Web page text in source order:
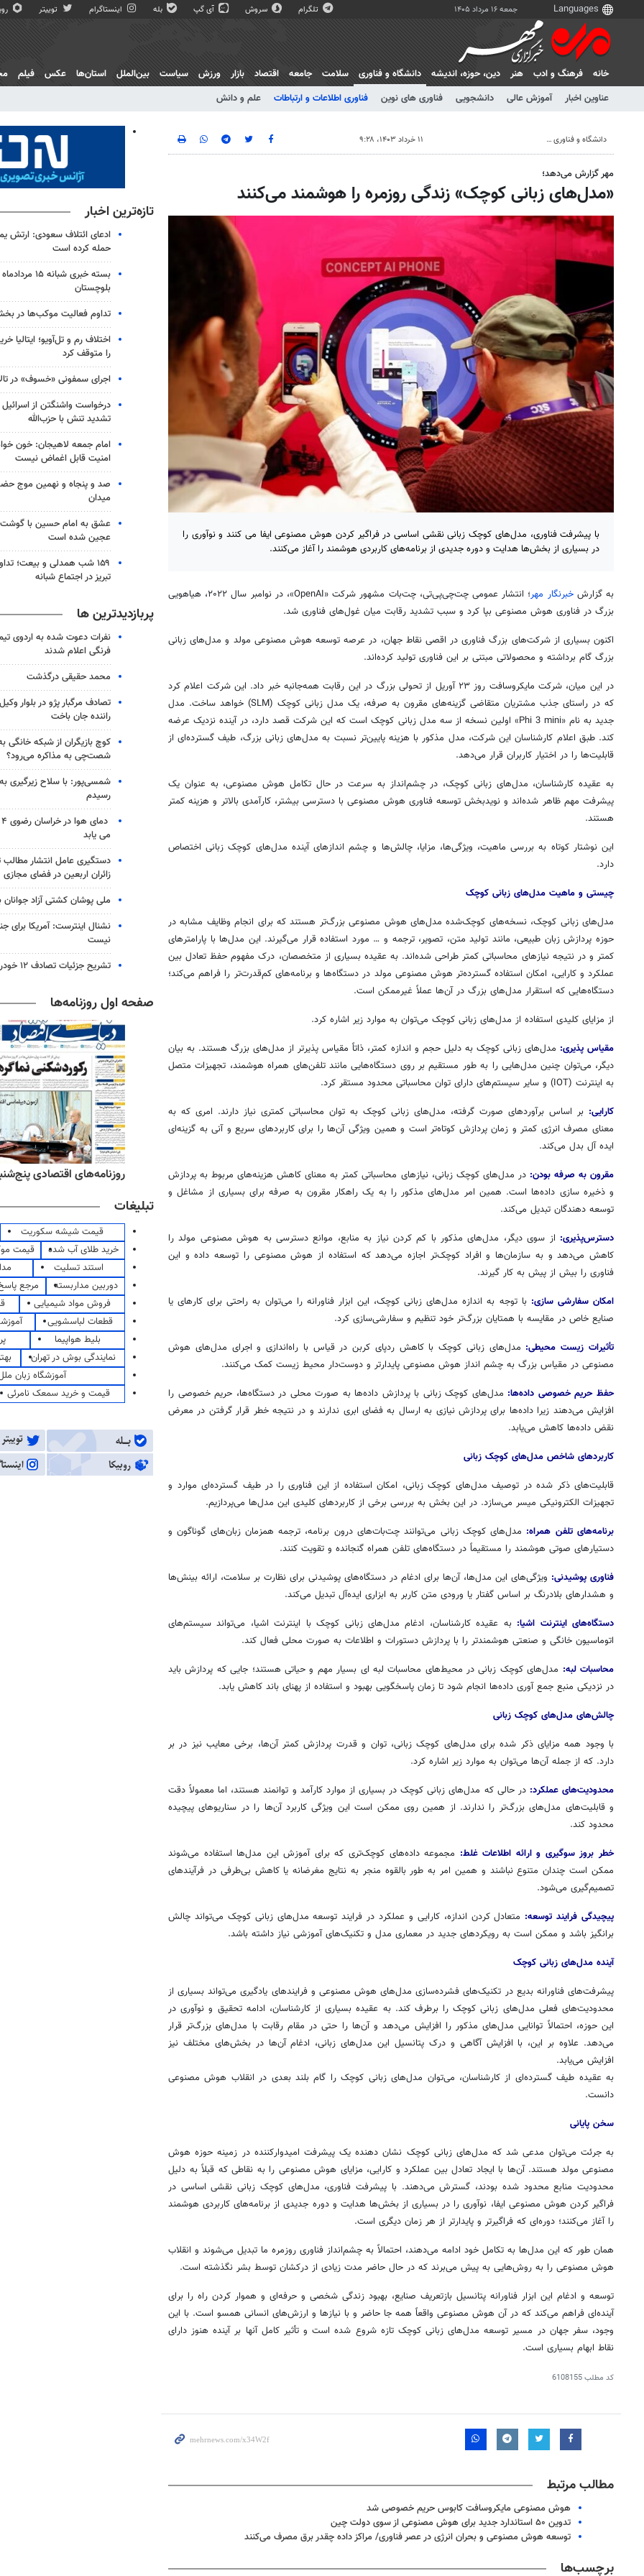
جمعه ۱۶ مرداد ۱۴۰۵ تلگرام سروش آی گپ بله اینستاگرام توییتر
خانه فرهنگ و ادب هنر دين، حوزه، انديشه
دانشگاه و فناوری
عناوین اخبار
آموزش عالی دانشجویی فناوری های نوین فناوری اطلاعات و ارتباطات علم و دانش
سلامت جامعه اقتصاد بازار ورزش سیاست بین‌الملل استان‌ها عکس فیلم
دانشگاه و فناوری ۱۱ خرداد ۱۴۰۳، ۹:۲۸
مهر گزارش می‌دهد؛
«مدل‌های زبانی کوچک» زندگی روزمره را هوشمند می‌کنند
با پیشرفت فناوری، مدل‌های کوچک زبانی نقشی اساسی در فراگیر کردن هوش مصنوعی ایفا می کنند و نوآوری را
در بسیاری از بخش‌ها هدایت و دوره جدیدی از برنامه‌های کاربردی هوشمند را آغاز می‌کنند.
به گزارش خبرنگار مهر؛ انتشار عمومیچت‌چی‌پی‌تی،چت‌بات
مشهور شرکت «OpenAI»، در نوامبر سال ۲۰۲۲، هیاهویی
بزرگ در فناوری هوش مصنوعی بپا کرد و سبب تشدید رقابت میان غول‌های فناوری شد.
اکنون بسیاری از شرکت‌های بزرگ فناوری در اقصی نقاط جهان، در عرصه توسعه هوش مصنوعی مولد و مدل‌های زبانی
بزرگ گام برداشته و محصولاتی مبتنی بر این فناوری تولید کرده‌اند.
در این میان، شرکت مایکروسافت روز ۲۳ آوریل از تحولی بزرگ در این رقابت همه‌جانبه خبر داد. این شرکت اعلام کرد
که در راستای جذب مشتریان متقاضی گزینه‌های مقرون به صرفه، یک مدل زبانی کوچک (SLM) خواهد ساخت. مدل
جدید به نام «Phi 3 mini» اولین نسخه از سه مدل زبانی کوچک است که این شرکت قصد دارد، در آینده نزدیک عرضه
کند. طبق اعلام کارشناسان این شرکت، مدل مذکور با هزینه پایین‌تر نسبت به مدل‌های زبانی بزرگ، طیف گسترده‌ای از
قابلیت‌ها را در اختیار کاربران قرار می‌دهد.
به عقیده کارشناسان، مدل‌های زبانی کوچک، در چشم‌انداز به سرعت در حال تکامل هوش مصنوعی، به عنوان یک
پیشرفت مهم ظاهر شده‌اند و نویدبخش توسعه فناوری هوش مصنوعی با دسترسی بیشتر، کارآمدی بالاتر و هزینه کمتر
هستند.
این نوشتار کوتاه به بررسی ماهیت، ویژگی‌ها، مزایا، چالش‌ها و چشم اندازهای آینده مدل‌های کوچک زبانی اختصاص
دارد.
چیستی و ماهیت مدل‌های زبانی کوچک
مدل‌های زبانی کوچک، نسخه‌های کوچک‌شده مدل‌های هوش مصنوعی بزرگ‌تر هستند که برای انجام وظایف مشابه در
حوزه پردازش زبان طبیعی، مانند تولید متن، تصویر، ترجمه و … مورد استفاده قرار می‌گیرند. این مدل‌ها با پارامترهای
کمتر و در نتیجه نیازهای محاسباتی کمتر طراحی شده‌اند. به عقیده بسیاری از متخصصان، درک مفهوم حفظ تعادل بین
عملکرد و کارایی، امکان استفاده گسترده‌تر هوش مصنوعی مولد در دستگاه‌ها و برنامه‌های کم‌قدرت‌تر را فراهم می‌کند؛
دستگاه‌هایی که استقرار مدل‌های بزرگ در آن‌ها عملاً غیرممکن است.
از مزایای کلیدی استفاده از مدل‌های زبانی کوچک می‌توان به موارد زیر اشاره کرد.
مقیاس پذیری: مدل‌های زبانی کوچک به دلیل حجم و اندازه کمتر، ذاتاً مقیاس پذیرتر از مدل‌های بزرگ هستند. به بیان
دیگر، می‌توان چنین مدل‌هایی را به طور مستقیم بر روی دستگاه‌هایی مانند تلفن‌های همراه هوشمند، تجهیزات متصل
به اینترنت (IOT) و سایر سیستم‌های دارای توان محاسباتی محدود مستقر کرد.
کارایی: بر اساس برآوردهای صورت گرفته، مدل‌های زبانی کوچک به توان محاسباتی کمتری نیاز دارند. امری که به
معنای مصرف انرژی کمتر و زمان پردازش کوتاه‌تر است و همین ویژگی آن‌ها را برای کاربردهای سریع و آنی به گزینه‌ای
ایده آل بدل می‌کند.
مقرون به صرفه بودن: در مدل‌های کوچک زبانی، نیازهای محاسباتی کمتر به معنای کاهش هزینه‌های مربوط به پردازش
و ذخیره سازی داده‌ها است. همین امر مدل‌های مذکور را به یک راهکار مقرون به صرفه برای بسیاری از مشاغل و
توسعه دهندگان تبدیل می‌کند.
دسترس‌پذیری: از سوی دیگر، مدل‌های مذکور با کم کردن نیاز به منابع، موانع دسترسی به هوش مصنوعی مولد را
کاهش می‌دهد و به سازمان‌ها و افراد کوچک‌تر اجازه می‌دهد که استفاده از هوش مصنوعی را توسعه داده و این
فناوری را بیش از پیش به کار گیرند.
امکان سفارشی سازی: با توجه به اندازه مدل‌های زبانی کوچک، این ابزارفناورانه را می‌توان به راحتی برای کارهای یا
صنایع خاص در مقایسه با همتایان بزرگ‌تر خود تنظیم و سفارشی‌سازی کرد.
تأثیرات زیست محیطی: مدل‌های زبانی کوچک با کاهش ردپای کربن در قیاس با راه‌اندازی و اجرای مدل‌های هوش
مصنوعی در مقیاس بزرگ به چشم انداز هوش مصنوعی پایدارتر و دوست‌دار محیط زیست کمک می‌کنند.
حفظ حریم خصوصی داده‌ها: مدل‌های کوچک زبانی با پردازش داده‌ها به صورت محلی در دستگاه‌ها، حریم خصوصی را
افزایش می‌دهند زیرا داده‌ها برای پردازش نیازی به ارسال به فضای ابری ندارند و در نتیجه خطر قرار گرفتن در معرض
نقض داده‌ها کاهش می‌یابد.
کاربردهای شاخص مدل‌های کوچک زبانی
قابلیت‌های ذکر شده در توصیف مدل‌های کوچک زبانی، امکان استفاده از این فناوری را در طیف گسترده‌ای موارد و
تجهیزات الکترونیکی میسر می‌سازد. در این بخش به بررسی برخی از کاربردهای کلیدی این مدل‌ها می‌پردازیم.
برنامه‌های تلفن همراه: مدل‌های کوچک زبانی می‌توانند چت‌بات‌هایدرون برنامه، ترجمه همزمان زبان‌های گوناگون و
دستیارهای صوتی هوشمند را مستقیماً در دستگاه‌های تلفن همراه گنجانده و تقویت کنند.
فناوری پوشیدنی: ویژگی‌های این مدل‌ها، آن‌ها برای ادغام در دستگاه‌های پوشیدنی برای نظارت بر سلامت، ارائه بینش‌ها
و هشدارهای بلادرنگ بر اساس گفتار یا ورودی متن کاربر به ابزاری ایده‌آل تبدیل می‌کند.
دستگاه‌های اینترنت اشیا: به عقیده کارشناسان، ادغام مدل‌های زبانی کوچک با اینترنت اشیا، می‌تواند سیستم‌های
اتوماسیون خانگی و صنعتی هوشمندتر را با پردازش دستورات و اطلاعات به صورت محلی فعال کند.
محاسبات لبه: مدل‌های کوچک زبانی در محیط‌های محاسبات لبه ای بسیار مهم و حیاتی هستند؛ جایی که پردازش باید
در نزدیکی منبع جمعآوری داده‌ها انجام شود تا زمان پاسخگویی بهبود و استفاده از پهنای باند کاهش یابد.
چالش‌های مدل‌های کوچک زبانی
با وجود همه مزایای ذکر شده برای مدل‌های کوچک زبانی، توان و قدرت پردازش کمتر آن‌ها، برخی معایب نیز در بر
دارد. که از جمله آن‌ها می‌توان به موارد زیر اشاره کرد.
محدودیت‌های عملکرد: در حالی که مدل‌های زبانی کوچک در بسیاری از موارد کارآمد و توانمند هستند، اما معمولاً دقت
و قابلیت‌های مدل‌های بزرگ‌تر را ندارند. از همین روی ممکن است این ویژگی کاربرد آن‌ها را در سناریوهای پیچیده
محدود کند.
خطر بروز سوگیری و ارائه اطلاعات غلط: مجموعه داده‌های کوچک‌تری که برای آموزش این مدل‌ها استفاده می‌شوند
ممکن است چندان متنوع نباشند و همین امر به طور بالقوه منجر به نتایج مغرضانه یا کاهش بی‌طرفی در فرآیندهای
تصمیم‌گیری می‌شود.
پیچیدگی فرایند توسعه: متعادل کردن اندازه، کارایی و عملکرد در فرایند توسعه مدل‌های زبانی کوچک می‌تواند چالش
برانگیز باشد و ممکن است به رویکردهای جدید در معماری مدل و تکنیک‌های آموزشی نیاز داشته باشد.
آینده مدل‌های زبانی کوچک
پیشرفت‌هایفناورانه بدیع در تکنیک‌های فشرده‌سازی مدل‌های هوش مصنوعی و فرایندهای یادگیری می‌تواند بسیاری از
محدودیت‌های فعلی مدل‌های زبانی کوچک را برطرف کند. به عقیده بسیاری از کارشناسان، ادامه تحقیق و نوآوری در
این حوزه، احتمالاً توانایی مدل‌های مذکور را افزایش می‌دهد و آن‌ها را حتی در مقام رقابت با مدل‌های بزرگ‌تر قرار
می‌دهد. علاوه بر این، با افزایش آگاهی و درک پتانسیل این مدل‌های زبانی، ادغام آن‌ها در بخش‌های مختلف نیز
افزایش می‌یابد.
به عقیده طیف گسترده‌ای از کارشناسان، می‌توان مدل‌های زبانی کوچک را گام بلند بعدی در انقلاب هوش مصنوعی
دانست.
سخن پایانی
بهجرئت می‌توان مدعی شد که مدل‌های زبانی کوچک نشان دهنده یک پیشرفت امیدوارکننده در زمینه حوزه هوش
مصنوعی مولد هستند. آن‌ها با ایجاد تعادل بین عملکرد و کارایی، مزایای هوش مصنوعی را به نقاطی که قبلاً به دلیل
محدودیت منابع محدود شده بودند، گسترش می‌دهند. با پیشرفت فناوری، مدل‌های کوچک زبانی نقشی اساسی در
فراگیر کردن هوش مصنوعی ایفا، نوآوری را در بسیاری از بخش‌ها هدایت و دوره جدیدی از برنامه‌های کاربردی هوشمند
را آغاز می‌کنند؛ دوره‌ای که فراگیرتر و پایدارتر از هر زمان دیگری است.
همان طور که این مدل‌ها به تکامل خود ادامه می‌دهند، احتمالاً به چشم‌انداز فناوری روزمره ما تبدیل می‌شوند و انقلاب
هوش مصنوعی را به روش‌هایی به پیش می‌برند که در حال حاضر مدت زیادی از درکشان توسط بشر نگذشته است.
توسعه و ادغام این ابزار فناورانهپتانسیل بازتعریف صنایع، بهبود زندگی شخصی و حرفه‌ای و هموار کردن راه را برای
آینده‌ای فراهم می‌کند که در آن هوش مصنوعی واقعاً همه جا حاضر و با نیازها و ارزش‌های انسانی همسو است. با این
وجود، سفر جهان در مسیر توسعه مدل‌های زبانی کوچک تازه شروع شده است و تأثیر کامل آنها بر آینده هنوز دارای
نقاط ابهام بسیاری است.
کد مطلب6108155
مطالب مرتبط
هوش مصنوعی مایکروسافت کابوس حریم خصوصی شد
تدوین ۵۰ استاندارد جدید برای هوش مصنوعی از سوی دولت چین
توسعه هوش مصنوعی و بحران انرژی در عصر فناوری/ مراکز داده چقدر برق مصرف می‌کنند
برچسب‌ها
تازه‌ترین اخبار
ادعای ائتلاف سعودی: ارتش
حمله کرده است
بلوچستان
تداوم فعالیت موکب‌ها در
اختلاف رم و تل‌آویو؛ ایتالیا
را متوقف کرد
اجرای سمفونی «خسوف» در
درخواست واشنگتن از اسرائیل
تشدید تنش با حزب‌‎الله
امام جمعه لاهیجان: خون‌
امنیت قابل اغماض نیست
صد و پنجاه و نهمین موج
میدان
عشق به امام حسین با
عجین شده است
۱۵۹ شب همدلی و بیعت؛
تبریز در اجتماع شبانه
پربازدیدترین ها
نفرات دعوت شده به اردوی
فرنگی اعلام شدند
محمد حقیقی درگذشت
تصادف مرگبار پژو در بلوار
راننده جان باخت
کوچ بازیگران از شبکه خانگی
شصت‌چی به مذاکره می‌رود؟
شمسی‌پور: با سلاح زیرگیری
رسیدم
می یابد
دستگیری عامل انتشار مطالب
زائران اربعین در فضای مجازی
ملی پوشان کشتی آزاد
نشنال اینترست: آمریکا برای
نیست
تشریح جزئیات تصادف ۱۲ خودرو با ۱۹ مصدوم
صفحه اول روزنامه‌ها
روزنامه‌های صبح پنج‌شنبه ۱۵ مرداد ۱۴۰۵ روزنامه‌های ورزشی پنج‌شنبه ۱۵ مرداد ۱۴۰۵ روزنامه‌های اقتصادی پنج‌شنبه ۱۵ مرداد
تبلیغات
قیمت شیشه سکوریت
خرید طلای آب شده
قیمت
استند تسلیت
دوربین مداربسته
مرجع
فروش مواد شیمیایی
قطعات لباسشویی
بلیط هواپیما
نمایندگی بوش در تهران
آموزشگاه زبان
قیمت و خرید سمعک نامرئی